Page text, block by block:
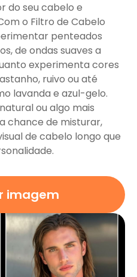
do seu cabelo e
o Filtro de Cabelo
penteados
de ondas suaves a
experimenta cores
ruivo ou até
lavanda e azul-gelo.
ou algo mais
chance de misturar,
de cabelo longo que
imagem